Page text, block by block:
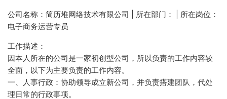
公司名称：简历堆网络技术有限公司 | 所在部门： | 所在岗位：
电子商务运营专员
工作描述：
因本人所在的公司是一家初创型公司，所以负责的工作内容较
全面，以下为主要负责的工作内容。
一、人事行政：协助领导成立新公司，并负责搭建团队，代处
理日常的行政事项。